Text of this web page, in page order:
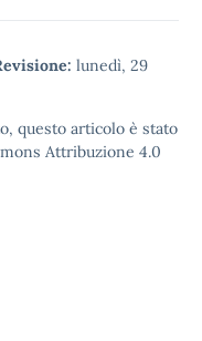
lunedì, 29
questo articolo è stato
Attribuzione 4.0